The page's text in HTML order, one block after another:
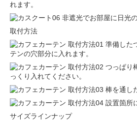
れます。
非遮光でお部屋に日光
取付方法
準備した
テンの穴部分に入れます。
つっぱり
っくり入れてください。
棒を通し
設置箇所
サイズラインナップ